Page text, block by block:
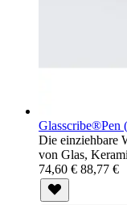
Glasscribe®Pen
Die einziehbare
von Glas,
74,60 € 88,77 €